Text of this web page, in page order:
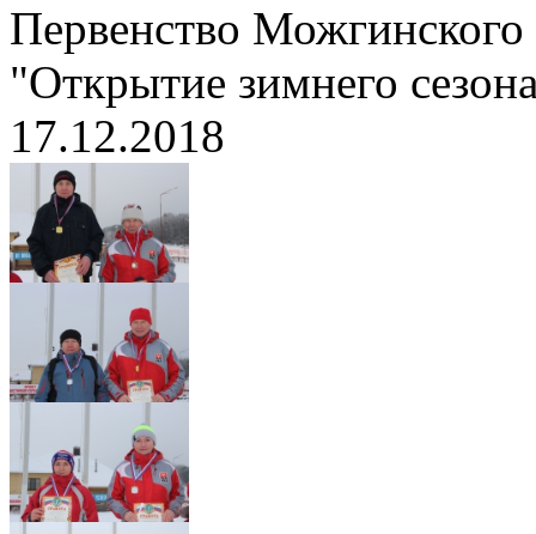
Первенство
"Открытие зимнего
17.12.2018